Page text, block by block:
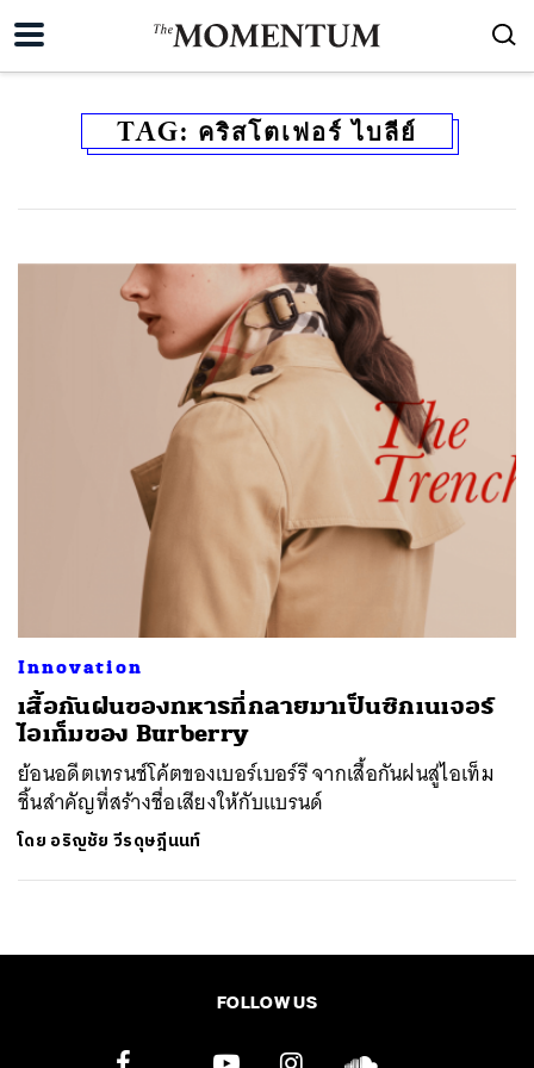
TAG: คริสโตเฟอร์ ไบลีย์
Innovation
เสื้อกันฝนของทหารที่กลายมาเป็นซิกเนเจอร์
ไอเท็มของ Burberry
ย้อนอดีตเทรนช์โค้ตของเบอร์เบอร์รี จากเสื้อกันฝนสู่​ไอเท็ม
ชิ้นสำคัญที่สร้างชื่อเสียงให้กับแบรนด์
โดย อริญชัย วีรดุษฎีนนท์
FOLLOW US
SHARE TWEET